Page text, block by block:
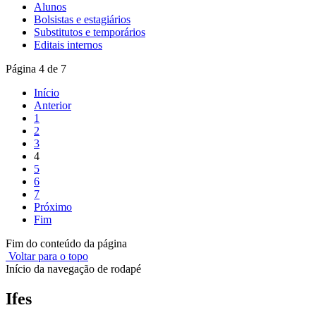
Alunos
Bolsistas e estagiários
Substitutos e temporários
Editais internos
Página 4 de 7
Início
Anterior
1
2
3
4
5
6
7
Próximo
Fim
Fim do conteúdo da página
Voltar para o topo
Início da navegação de rodapé
Ifes